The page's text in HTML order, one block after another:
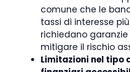
comune che le
tassi di interesse
richiedano
mitigare il rischio
Limitazioni nel tipo